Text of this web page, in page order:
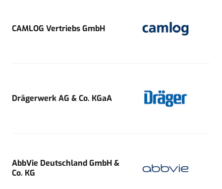
CAMLOG Vertriebs GmbH
Drägerwerk AG & Co. KGaA
AbbVie Deutschland GmbH &
Co. KG